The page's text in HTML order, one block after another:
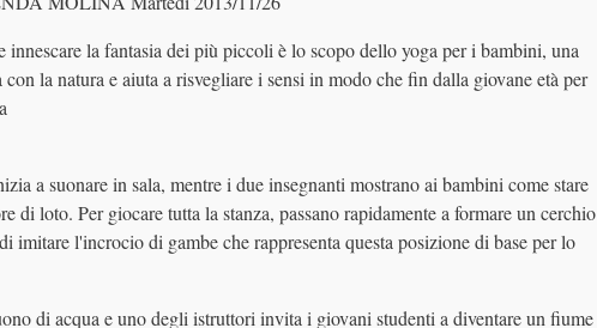
innescare la fantasia dei più piccoli è lo scopo dello yoga per i bambini, una
la natura e aiuta a risvegliare i sensi in modo che fin dalla giovane età per
a suonare in sala, mentre i due insegnanti mostrano ai bambini come stare
di loto. Per giocare tutta la stanza, passano rapidamente a formare un cerchio
imitare l'incrocio di gambe che rappresenta questa posizione di base per lo
di acqua e uno degli istruttori invita i giovani studenti a diventare un fiume